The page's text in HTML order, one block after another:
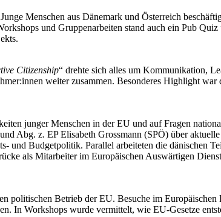
Menschen aus Dänemark und Österreich
und Gruppenarbeiten stand auch ein Pub
Citizenship“ drehte sich alles um Kommunikation,
weiter zusammen. Besonderes Highlight war
junger Menschen in der EU und auf Fragen
Abg. z. EP Elisabeth Grossmann (SPÖ) über aktuelle
und Budgetpolitik. Parallel arbeiteten die dänischen
als Mitarbeiter im Europäischen Auswärtigen
politischen Betrieb der EU. Besuche im Europäischen
In Workshops wurde vermittelt, wie EU-Gesetze